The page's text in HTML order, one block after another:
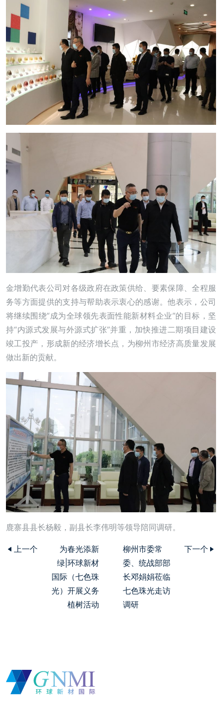
金增勤代表公司对各级政府在政策供给、要素保障、全程服
务等方面提供的支持与帮助表示衷心的感谢。他表示，公司
将继续围绕“成为全球领先表面性能新材料企业”的目标，坚
持“内源式发展与外源式扩张”并重，加快推进二期项目建设
竣工投产，形成新的经济增长点，为柳州市经济高质量发展
做出新的贡献。
鹿寨县县长杨毅，副县长李伟明等领导陪同调研。
上一个
为春光添新
绿|环球新材
国际（七色珠
光）开展义务
植树活动
柳州市委常
委、统战部部
长邓娟娟莅临
七色珠光走访
调研
下一个